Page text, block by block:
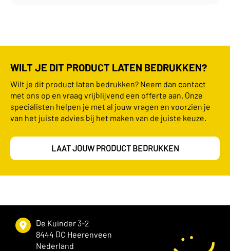
WILT JE DIT PRODUCT LATEN BEDRUKKEN?
Wilt je dit product laten bedrukken? Neem dan contact
met ons op en vraag vrijblijvend een offerte aan. Onze
specialisten helpen je met al jouw vragen en voorzien je
van het juiste advies bij het maken van de juiste keuze.
LAAT JOUW PRODUCT BEDRUKKEN
De Kuinder 3-2
8444 DC Heerenveen
Nederland